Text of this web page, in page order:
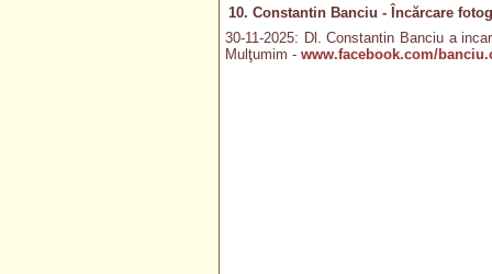
10. Constantin Banciu - Încărcare
30-11-2025: Dl. Constantin Banciu a
Mulţumim - www.facebook.com/